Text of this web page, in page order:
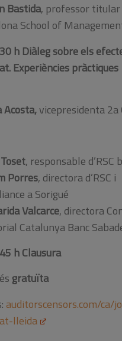
Bastida, professor titular
School of
h Diàleg sobre els
Experiències pràctiques
Acosta,vicepresidenta 2a
, responsable d’RSC
Porres, directora d’RSC i
a Sorigué
Valcarce, directora
Catalunya Banc
h Clausura
gratuïta
auditorscensors.com/ca/
lleida